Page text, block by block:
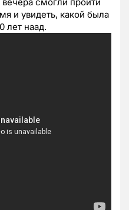
смогли пройти
и увидеть, какой была
лет наад.